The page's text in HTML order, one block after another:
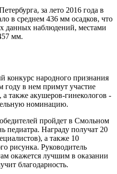
за лето 2016 года в
в среднем 436 мм осадков, что
данных наблюдений, местами
мм.
конкурс народного признания
в нем примут участие
а также акушеров-гинекологов -
номинацию.
пройдет в Смольном
педиатра. Награду получат 20
а также 10
рисунка. Руководитель
окажется лучшим в оказании
благодарность.